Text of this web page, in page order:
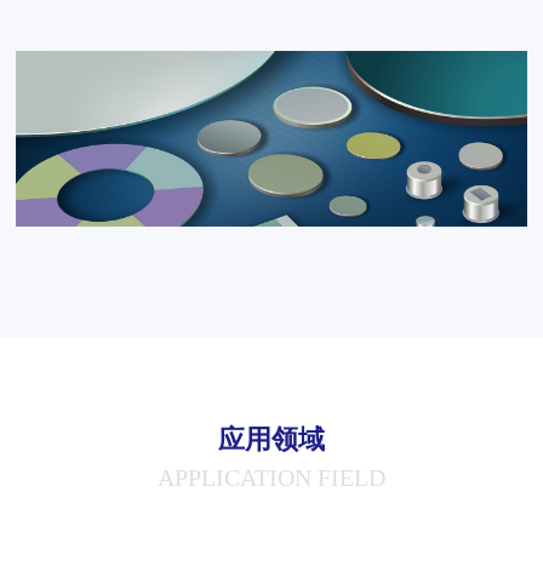
应用领域
APPLICATION FIELD